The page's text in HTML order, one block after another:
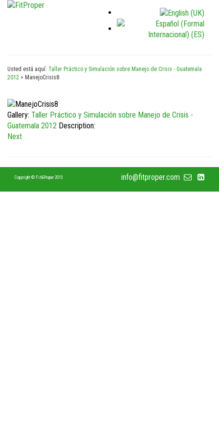
Usted está aquí: Taller Práctico y Simulación sobre Manejo de Crisis - Guatemala
2012 > ManejoCrisis8
Gallery: Taller Práctico y Simulación sobre Manejo de Crisis -
Guatemala 2012 Description:
Next
Copyright © Fit&Proper 2015 info@fitproper.com